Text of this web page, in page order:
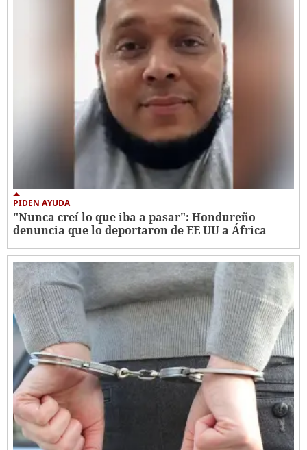
PIDEN AYUDA
"Nunca creí lo que iba a pasar": Hondureño
denuncia que lo deportaron de EE UU a África